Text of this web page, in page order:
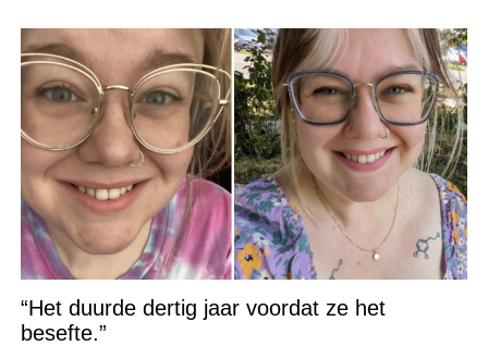
“Het duurde dertig jaar voordat ze het
besefte.”